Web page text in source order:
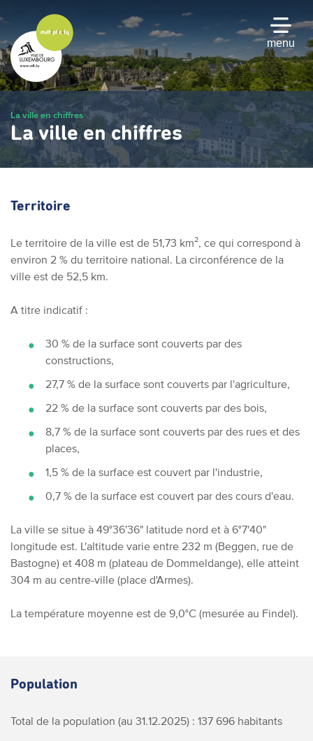
contenu
principal
menu
La ville en chiffres
La ville en chiffres
Territoire
Le territoire de la ville est de 51,73 km², ce qui correspond à
environ 2 % du territoire national. La circonférence de la
ville est de 52,5 km.
A titre indicatif :
30 % de la surface sont couverts par des
constructions,
27,7 % de la surface sont couverts par l'agriculture,
22 % de la surface sont couverts par des bois,
8,7 % de la surface sont couverts par des rues et des
places,
1,5 % de la surface est couvert par l'industrie,
0,7 % de la surface est couvert par des cours d'eau.
La ville se situe à 49°36'36" latitude nord et à 6°7'40"
longitude est. L'altitude varie entre 232 m (Beggen, rue de
Bastogne) et 408 m (plateau de Dommeldange), elle atteint
304 m au centre-ville (place d'Armes).
La température moyenne est de 9,0°C (mesurée au Findel).
Population
Total de la population (au 31.12.2025) : 137 696 habitants